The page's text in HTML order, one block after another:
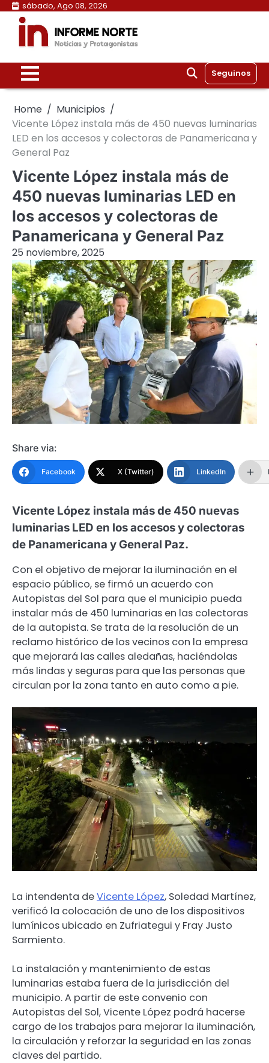
Skip
content
sábado, Ago 08, 2026
Seguinos
Home
Municipios
Vicente López instala más de 450 nuevas luminarias
LED en los accesos y colectoras de Panamericana y
General Paz
Vicente López instala más de
450 nuevas luminarias LED en
los accesos y colectoras de
Panamericana y General Paz
25 noviembre, 2025
Share via:
Facebook X (Twitter) LinkedIn
Vicente López instala más de 450 nuevas
luminarias LED en los accesos y colectoras
de Panamericana y General Paz.
Con el objetivo de mejorar la iluminación en el
espacio público, se firmó un acuerdo con
Autopistas del Sol para que el municipio pueda
instalar más de 450 luminarias en las colectoras
de la autopista. Se trata de la resolución de un
reclamo histórico de los vecinos con la empresa
que mejorará las calles aledañas, haciéndolas
más lindas y seguras para que las personas que
circulan por la zona tanto en auto como a pie.
La intendenta deVicente López, Soledad Martínez,
verificó la colocación de uno de los dispositivos
lumínicos ubicado en Zufriategui y Fray Justo
Sarmiento.
La instalación y mantenimiento de estas
luminarias estaba fuera de la jurisdicción del
municipio. A partir de este convenio con
Autopistas del Sol, Vicente López podrá hacerse
cargo de los trabajos para mejorar la iluminación,
la circulación y reforzar la seguridad en las zonas
claves del partido.